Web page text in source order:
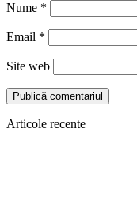
Nume *
Email *
Site web
Articole recente